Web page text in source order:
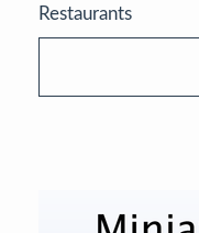
Restaurants